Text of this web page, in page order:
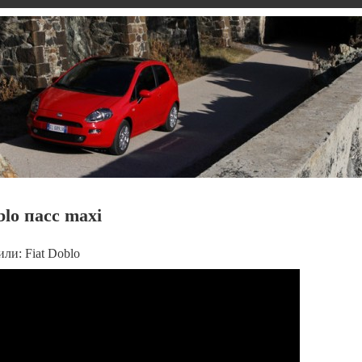
пасс maxi
Fiat Doblo